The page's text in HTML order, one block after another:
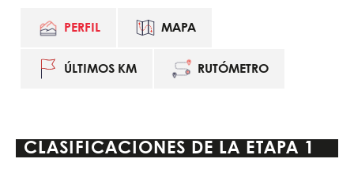
PERFIL MAPA
ÚLTIMOS KM RUTÓMETRO
CLASIFICACIONES DE LA ETAPA 1